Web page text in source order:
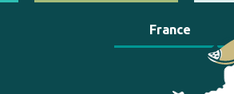
France